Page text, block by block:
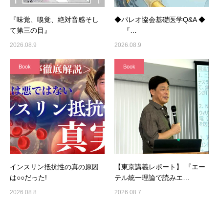
『味覚、嗅覚、絶対音感そし
て第三の目』
2026.08.9
◆パレオ協会基礎医学Q&A ◆
『…
2026.08.9
Book
インスリン抵抗性の真の原因
は○○だった!
2026.08.8
Book
【東京講義レポート】 『エー
テル統一理論で読みエ…
2026.08.7